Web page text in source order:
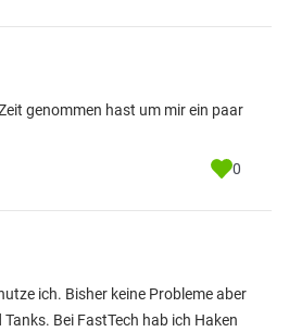
genommen hast um mir ein paar
0
ich. Bisher keine Probleme aber
Bei FastTech hab ich Haken